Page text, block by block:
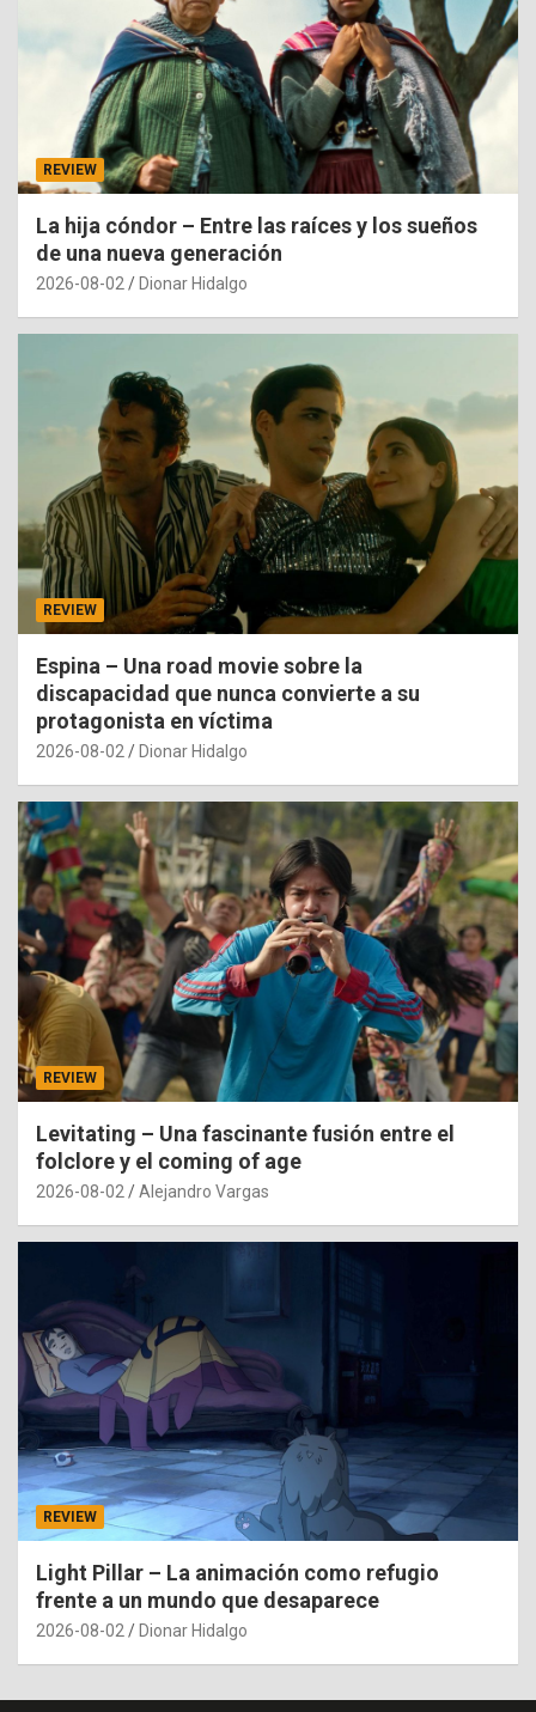
REVIEW
La hija cóndor – Entre las raíces y los sueños
de una nueva generación
2026-08-02 Dionar Hidalgo
REVIEW
Espina – Una road movie sobre la
discapacidad que nunca convierte a su
protagonista en víctima
2026-08-02 Dionar Hidalgo
REVIEW
Levitating – Una fascinante fusión entre el
folclore y el coming of age
2026-08-02 Alejandro Vargas
REVIEW
Light Pillar – La animación como refugio
frente a un mundo que desaparece
2026-08-02 Dionar Hidalgo